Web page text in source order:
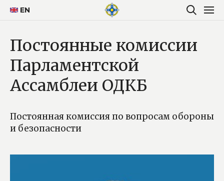
EN
Постоянные комиссии
Парламентской
Ассамблеи ОДКБ
Постоянная комиссия по вопросам обороны
и безопасности